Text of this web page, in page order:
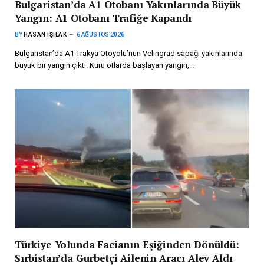
Bulgaristan’da A1 Otobanı Yakınlarında Büyük
Yangın: A1 Otobanı Trafiğe Kapandı
BY HASAN IŞILAK 6 AĞUSTOS 2026
Bulgaristan’da A1 Trakya Otoyolu’nun Velingrad sapağı yakınlarında
büyük bir yangın çıktı. Kuru otlarda başlayan yangın,…
Türkiye Yolunda Facianın Eşiğinden Dönüldü:
Sırbistan’da Gurbetçi Ailenin Aracı Alev Aldı